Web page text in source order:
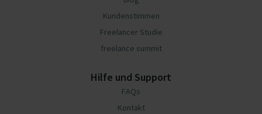
Kundenstimmen
Freelancer Studie
freelance summit
Hilfe und Support
FAQs
Kontakt